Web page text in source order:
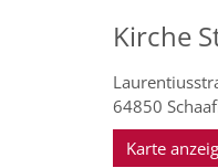
Kirche
64850
Karte